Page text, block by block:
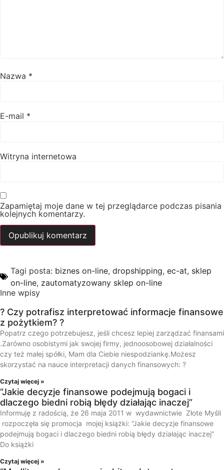
Nazwa *
E-mail *
Witryna internetowa
Zapamiętaj moje dane w tej przeglądarce podczas pisania
kolejnych komentarzy.
Tagi posta: biznes on-line, dropshipping, ec-at, sklep
on-line, zautomatyzowany sklep on-line
Inne wpisy
? Czy potrafisz interpretować informacje finansowe
z pożytkiem? ?
Popatrz czego potrzebujesz, jeśli chcesz lepiej zarządzać finansami
.Zarówno osobistymi jak swojej firmy, jednoosobowej działalności
czy też małej spółki, Mam dla Ciebie niespodziankę.Możesz
skorzystać na nauce interpretacji danych finansowych: ?
Czytaj więcej »
“Jakie decyzje finansowe podejmują bogaci i
dlaczego biedni robią błędy działając inaczej”
Informuję z radością, że 26 maja 2011 w wydawnictwie Złote Myśli
rozpoczęła się promocja mojej książki: “Jakie decyzje finansowe
podejmują bogaci i dlaczego biedni robią błędy działając inaczej”
Do książki
Czytaj więcej »